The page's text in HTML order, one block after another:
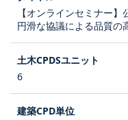
【オンラインセミナー
円滑な協議による品質の
6